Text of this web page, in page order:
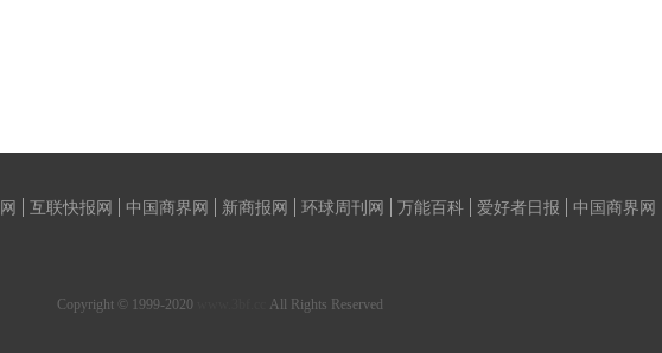
互联快报网 中国商界网 新商报网 环球周刊网 万能百科 爱好者日报 中国商界网
Copyright © 1999-2020 All Rights Reserved